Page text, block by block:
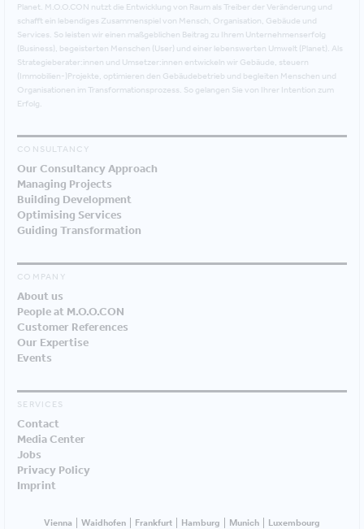
Planet. M.O.O.CON nutzt die Entwicklung von Raum als Treiber der Veränderung und
schafft ein lebendiges Zusammenspiel von Mensch, Organisation, Gebäude und
Services. So leisten wir einen maßgeblichen Beitrag zu Ihrem Unternehmenserfolg
(Business), begeisterten Menschen (User) und einer lebenswerten Umwelt (Planet). Als
Strategieberater:innen und Umsetzer:innen entwickeln wir Gebäude, steuern
(Immobilien-)Projekte, optimieren den Gebäudebetrieb und begleiten Menschen und
Organisationen im Transformationsprozess. So gelangen Sie von Ihrer Intention zum
Erfolg.
CONSULTANCY
Our Consultancy Approach
Managing Projects
Building Development
Optimising Services
Guiding Transformation
COMPANY
About us
People at M.O.O.CON
Customer References
Our Expertise
Events
SERVICES
Contact
Media Center
Jobs
Privacy Policy
Imprint
Vienna Waidhofen Frankfurt Hamburg Munich Luxembourg